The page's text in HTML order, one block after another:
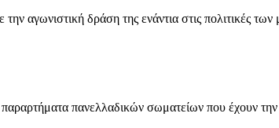
δράση της ενάντια στις πολιτικές των
πανελλαδικών σωματείων που έχουν